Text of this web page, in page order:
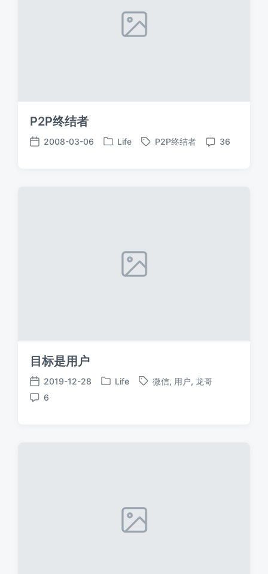
P2P终结者
发
2008-03-06
发
Life
标
P2P终结者
评
36
目标是用户
发
布
2019-12-28
发
Life
标
微信, 用户, 龙哥
评
6